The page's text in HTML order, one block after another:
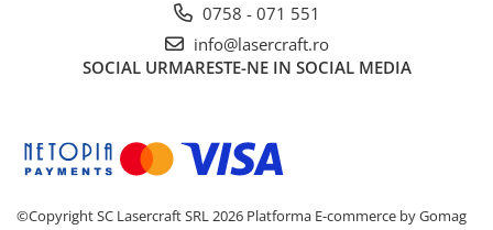
0758 - 071 551
info@lasercraft.ro
SOCIAL URMARESTE-NE IN SOCIAL MEDIA
©Copyright SC Lasercraft SRL 2026 Platforma E-commerce by Gomag